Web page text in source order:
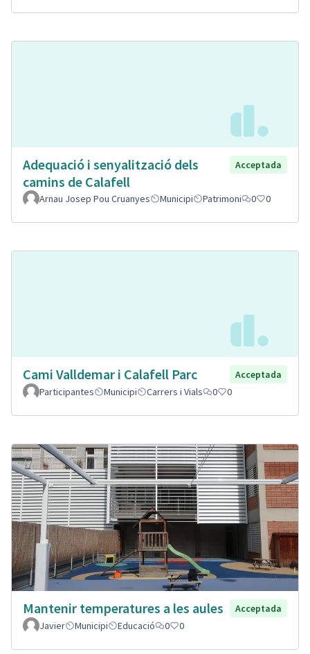
Adequació i senyalització dels
camins de Calafell
Acceptada
Arnau Josep Pou Cruanyes Municipi Patrimoni 0 0
Cami Valldemar i Calafell Parc
Acceptada
Participantes
Municipi Carrers i Vials 0 0
Mantenir temperatures a les aules
Acceptada
Javier
Municipi Educació 0 0